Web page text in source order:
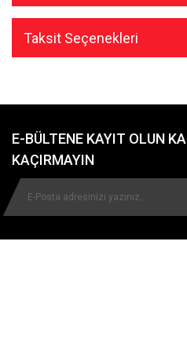
Taksit Seçenekleri
E-BÜLTENE KAYIT OLUN
KAÇIRMAYIN